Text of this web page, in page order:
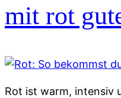
mit rot
Rot ist warm, intensiv